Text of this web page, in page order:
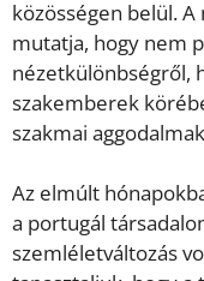
közösségen belül.
mutatja, hogy nem
nézetkülönbségről,
szakemberek
szakmai
Az elmúlt
a portugál
szemléletváltozás